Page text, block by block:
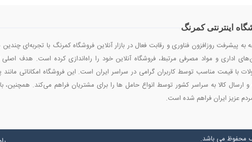
اینترنتی کمرنگ
به پیشرفت روزافزون فناوری و رقابت فعال در بازار آنلاین فروشگاه کمرنگ با تجربه‌ای
اداری و مواد مصرفی مرتبط، فروشگاه آنلاین خود را راه‌اندازی کرده است. هدف اصلی
با قیمت مناسب توسط کاربران گرامی در سراسر ایران است. این فروشگاه امکاناتی
ارسال کالا به سراسر کشور توسط انواع حامل ها را برای مشتریان فراهم می‌کند.
عزیز ایران فراهم شده است.
محفوظ می باشد.